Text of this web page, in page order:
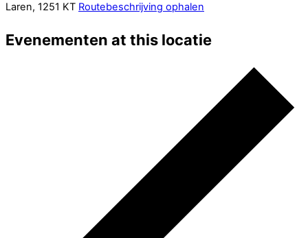
Laren, 1251 KT Routebeschrijving ophalen
Evenementen at this locatie